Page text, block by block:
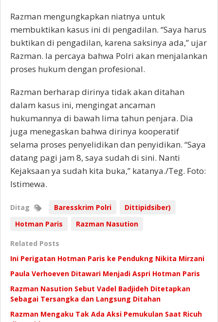
Razman mengungkapkan niatnya untuk
membuktikan kasus ini di pengadilan. “Saya harus
buktikan di pengadilan, karena saksinya ada,” ujar
Razman. Ia percaya bahwa Polri akan menjalankan
proses hukum dengan profesional.
Razman berharap dirinya tidak akan ditahan
dalam kasus ini, mengingat ancaman
hukumannya di bawah lima tahun penjara. Dia
juga menegaskan bahwa dirinya kooperatif
selama proses penyelidikan dan penyidikan. “Saya
datang pagi jam 8, saya sudah di sini. Nanti
Kejaksaan ya sudah kita buka,” katanya./Teg. Foto:
Istimewa.
Ditag Baresskrim Polri
Dittipidsiber)
Hotman Paris
Razman Nasution
Related Posts
Ini Perigatan Hotman Paris ke Pendukng Nikita Mirzani
Paula Verhoeven Ditawari Menjadi Aspri Hotman Paris
Razman Nasution Sebut Vadel Badjideh Ditetapkan
Sebagai Tersangka dan Langsung Ditahan
Razman Mengaku Tak Ada Aksi Pemukulan Saat Ricuh